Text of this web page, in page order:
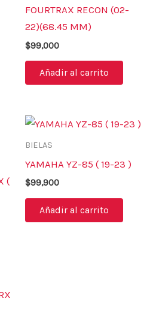
FOURTRAX RECON (02-
22)(68.45 MM)
$99,000
Añadir al carrito
(
BIELAS
YAMAHA YZ-85 ( 19-23 )
$99,900
Añadir al carrito